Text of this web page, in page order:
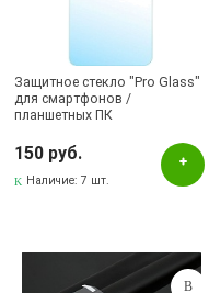
Лениногорск,
Лениногорск,
Защитное стекло "Pro Glass"
для смартфонов /
планшетных ПК
ударопрочное / прозрачное
0.2mm.
150 руб.
Наличие:7 шт.